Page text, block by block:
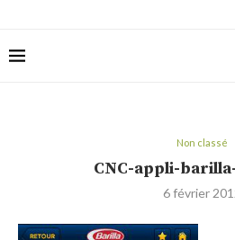
Non classé
CNC-appli-
6 février